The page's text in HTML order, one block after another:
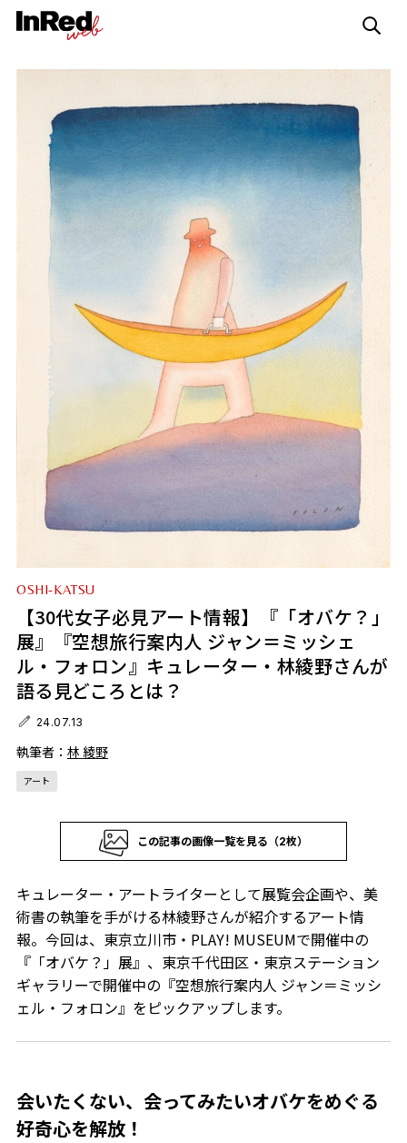
OSHI-KATSU
【30代女子必見アート情報】『「オバケ？」
展』『空想旅行案内人 ジャン＝ミッシェ
ル・フォロン』キュレーター・林綾野さんが
語る見どころとは？
24.07.13
執筆者： 林 綾野
アート
この記事の画像一覧を見る（2枚）
キュレーター・アートライターとして展覧会企画や、美
術書の執筆を手がける林綾野さんが紹介するアート情
報。今回は、東京立川市・PLAY! MUSEUMで開催中の
『「オバケ？」展』、東京千代田区・東京ステーション
ギャラリーで開催中の『空想旅行案内人 ジャン＝ミッシ
ェル・フォロン』をピックアップします。
会いたくない、会ってみたいオバケをめぐる
好奇心を解放！